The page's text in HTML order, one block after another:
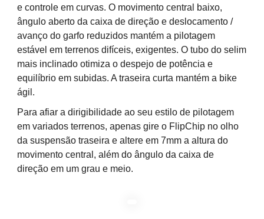
e controle em curvas. O movimento central baixo,
ângulo aberto da caixa de direção e deslocamento /
avanço do garfo reduzidos mantém a pilotagem
estável em terrenos difíceis, exigentes. O tubo do selim
mais inclinado otimiza o despejo de potência e
equilíbrio em subidas. A traseira curta mantém a bike
ágil.
Para afiar a dirigibilidade ao seu estilo de pilotagem
em variados terrenos, apenas gire o FlipChip no olho
da suspensão traseira e altere em 7mm a altura do
movimento central, além do ângulo da caixa de
direção em um grau e meio.